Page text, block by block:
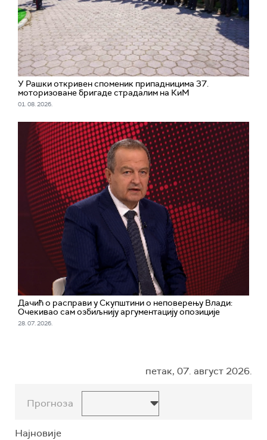
У Рашки откривен споменик припадницима 37.
моторизоване бригаде страдалим на КиМ
01. 08. 2026.
Дачић о расправи у Скупштини о неповерењу Влади:
Очекивао сам озбиљнију аргументацију опозиције
28. 07. 2026.
петак, 07. август 2026.
Прогноза
Најновије